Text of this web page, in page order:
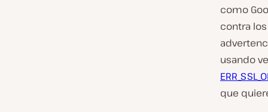
como
contra
usando
que